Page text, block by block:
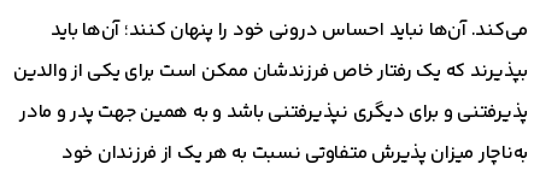
می‌کند. آن‌ها نباید احساس درونی خود را پنهان کنند؛ آن‌ها باید
بپذیرند که یک رفتار خاص فرزندشان ممکن است برای یکی از والدین
پذیرفتنی و برای دیگری نپذیرفتنی باشد و به همین جهت پدر و مادر
به‌ناچار میزان پذیرش متفاوتی نسبت به هر یک از فرزندان خود